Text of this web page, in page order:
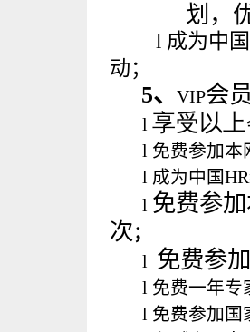
划，优
l 成为中
动；
5、 VIP会
l 享受以
l 免费参加本
l 成为中国
l 免费参
次；
l 免费参
l 免费一年专
l 免费参加国